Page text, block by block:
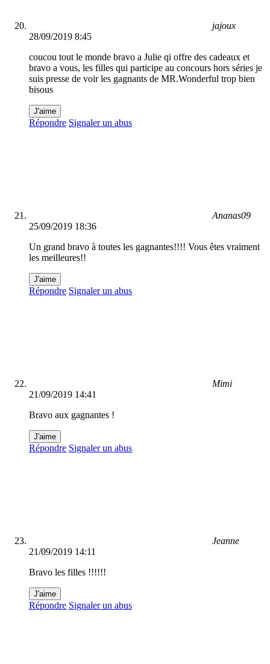
jajoux
28/09/2019 8:45
coucou tout le monde bravo a Julie qi offre des cadeaux et
bravo a vous, les filles qui participe au concours hors séries je
suis presse de voir les gagnants de MR.Wonderful trop bien
bisous
J'aime
Répondre Signaler un abus
Ananas09
25/09/2019 18:36
Un grand bravo à toutes les gagnantes!!!! Vous êtes vraiment
les meilleures!!
J'aime
Répondre Signaler un abus
Mimi
21/09/2019 14:41
Bravo aux gagnantes !
J'aime
Répondre Signaler un abus
Jeanne
21/09/2019 14:11
Bravo les filles !!!!!!
J'aime
Répondre Signaler un abus